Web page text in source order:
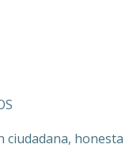
ciudadana, honesta